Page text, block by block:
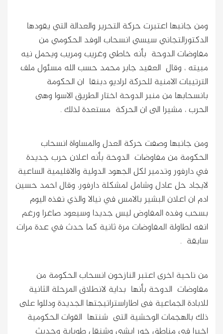
ومن جانبها اعتبرت حركة التحرير والعدالة التي يقودها
الدكتورالتجاني سيسي انسحاب الوفد الحكومي من
مفاوضات الدوحة بأنه خاطي وغريب ومريب ويحمل نيه
مبيته ، وقال العقيد جابر محمد حسب الله مسئول ملف
الترتيبات الامنية للحركة لراديو دبنقا ان الحكومة
بانسحابها من منبر الدوحة اختار الطريق الاسوا وهى
الحرب ، مشيرا الى ان الحركة مستعدة لذلك .
ومن جانبها وصفت حركة العدل والمساواة انسحاب
الحكومة من مفاوضات الدوحة بأنه اعلان حرب جديدة
في دارفور وتدمير لكل الجهود الدولية والاقليمية الساعية
لايجاد حل عادل وشامل لمشكلة دارفور، وقال احمد حسين
ادم ان اعلان البشير بالامس في نيالا والذي نفذه اليوم
بسحب وفده المفاوض ليس جديدا وسيعود صاغرا ورغم
انفه لطاولة المفاوضات مرة ثانية كما حدث في عدة مرات
سابقة .
من ناحية اخرى اعتبر النازحون انسحاب الحكومة من
مفاوضات الدوحة بأنها بداية لانطلاق المرحلة الثانية
للابادة الجماعية فى اطاراستراتيجتها الجديدة ودللوا على
ذلك بالهجمات الوحشية التى شنتها القوات الحكومية